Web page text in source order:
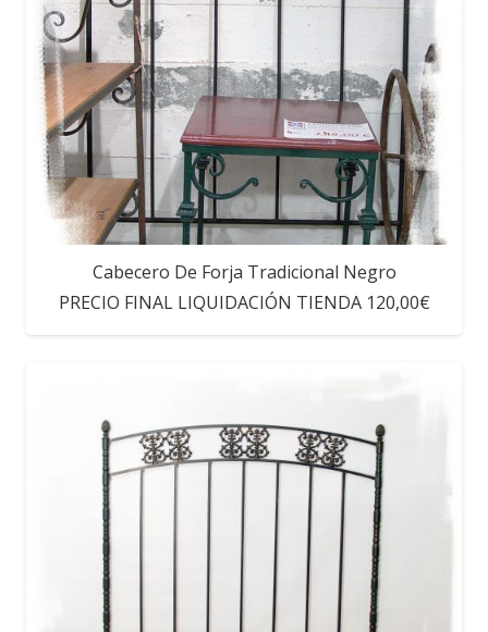
Cabecero De Forja Tradicional Negro
PRECIO FINAL LIQUIDACIÓN TIENDA 120,00€